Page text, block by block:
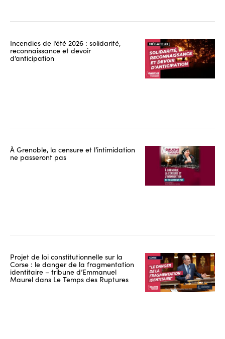
Incendies de l’été 2026 : solidarité,
reconnaissance et devoir
d’anticipation
À Grenoble, la censure et l’intimidation
ne passeront pas
Projet de loi constitutionnelle sur la
Corse : le danger de la fragmentation
identitaire – tribune d’Emmanuel
Maurel dans Le Temps des Ruptures